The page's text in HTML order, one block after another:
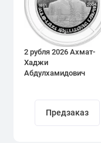
2 рубля 2026 Ахмат-
Хаджи
Абдулхамидович
Предзаказ